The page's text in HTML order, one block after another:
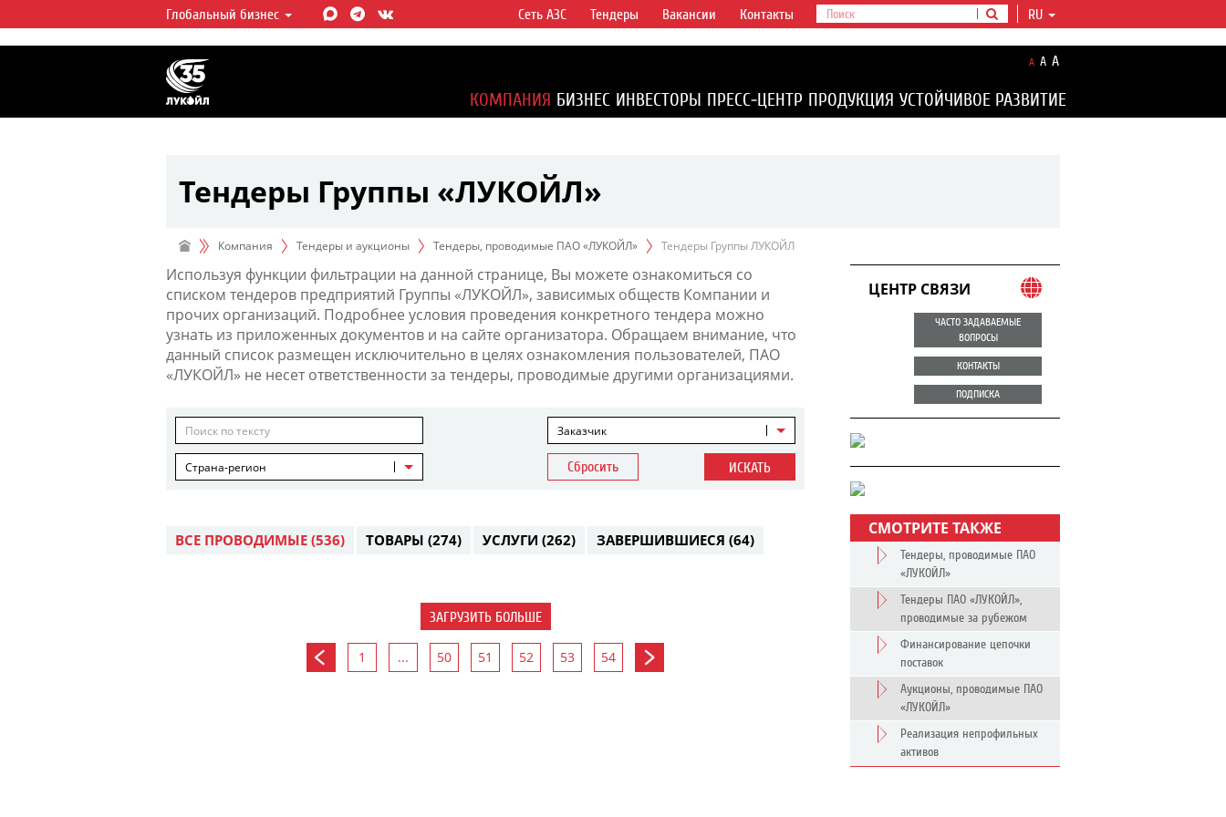
ЛУКОЙЛ СЕГОДНЯ
ЛУКОЙЛ — одна из крупнейших вертикально
интегрированных нефтегазовых компаний в
мире, на долю которой приходится более 2%
мировой добычи нефти и около 1% доказанных
Глобальный бизнес RU
Сеть АЗС Тендеры Вакансии Контакты
A A A
КОМПАНИЯ БИЗНЕС ИНВЕСТОРЫ ПРЕСС-ЦЕНТР ПРОДУКЦИЯ УСТОЙЧИВОЕ РАЗВИТИЕ
Тендеры Группы «ЛУКОЙЛ»
Компания Тендеры и аукционы Тендеры, проводимые ПАО «ЛУКОЙЛ» Тендеры Группы ЛУКОЙЛ
Используя функции фильтрации на данной странице, Вы можете ознакомиться со
списком тендеров предприятий Группы «ЛУКОЙЛ», зависимых обществ Компании и
прочих организаций. Подробнее условия проведения конкретного тендера можно
узнать из приложенных документов и на сайте организатора. Обращаем внимание, что
данный список размещен исключительно в целях ознакомления пользователей, ПАО
«ЛУКОЙЛ» не несет ответственности за тендеры, проводимые другими организациями.
Заказчик
Страна-регион Сбросить ИСКАТЬ
ВСЕ ПРОВОДИМЫЕ (536) ТОВАРЫ (274) УСЛУГИ (262) ЗАВЕРШИВШИЕСЯ (64)
ЗАГРУЗИТЬ БОЛЬШЕ
1 ... 50 51 52 53 54
ЦЕНТР СВЯЗИ
ЧАСТО ЗАДАВАЕМЫЕ
ВОПРОСЫ
КОНТАКТЫ
ПОДПИСКА
СМОТРИТЕ ТАКЖЕ
Тендеры, проводимые ПАО
«ЛУКОЙЛ»
Тендеры ПАО «ЛУКОЙЛ»,
проводимые за рубежом
Финансирование цепочки
поставок
Аукционы, проводимые ПАО
«ЛУКОЙЛ»
Реализация непрофильных
активов